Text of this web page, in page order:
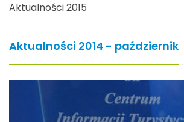
Aktualności 2015
Aktualności 2014 - październik